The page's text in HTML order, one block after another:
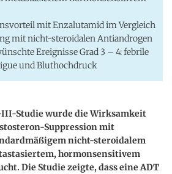
mit Enzalutamid im Vergleich
mit nicht-steroidalen Antiandrogen
Ereignisse Grad 3 – 4: febrile
und Bluthochdruck
III-Studie wurde die Wirksamkeit
Suppression mit
nicht-steroidalem
hormonsensitivem
Die Studie zeigte, dass eine ADT